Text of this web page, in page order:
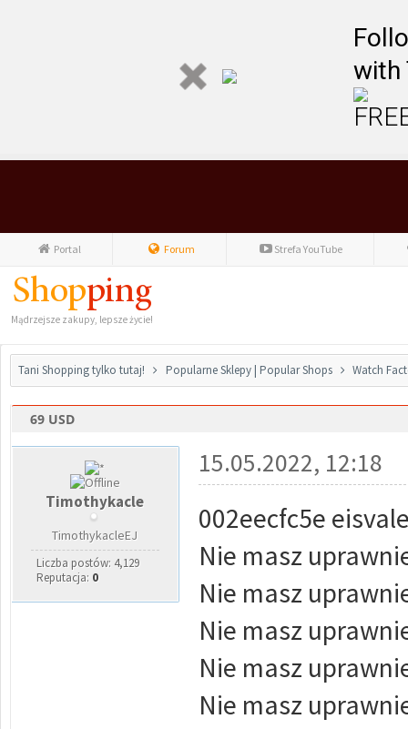
with
Portal Forum Strefa YouTube
Mądrzejsze zakupy, lepsze życie!
Tani Shopping tylko tutaj! Popularne Sklepy | Popular Shops Watch
głosów - średnia: 0
69 USD
Timothykacle
TimothykacleEJ
Liczba postów: 4,129
Reputacja: 0
15.05.2022, 12:18
002eecfc5e
Nie masz
Nie masz
Nie masz
Nie masz
Nie masz